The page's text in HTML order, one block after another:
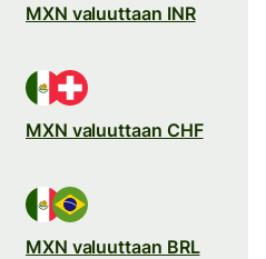
MXN valuuttaan INR
MXN valuuttaan CHF
MXN valuuttaan BRL